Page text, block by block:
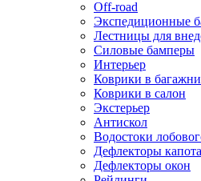
Off-road
Экспедиционные
Лестницы для
Силовые бамперы
Интерьер
Коврики в
Коврики в салон
Экстерьер
Антискол
Водостоки
Дефлекторы капота
Дефлекторы окон